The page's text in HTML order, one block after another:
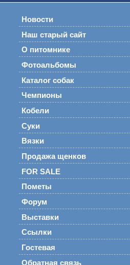
Новости
Наш старый сайт
О питомнике
Фотоальбомы
Каталог собак
Чемпионы
Кобели
Суки
Вязки
Продажа щенков
FOR SALE
Пометы
Форум
Выставки
Ссылки
Гостевая
Обратная связь